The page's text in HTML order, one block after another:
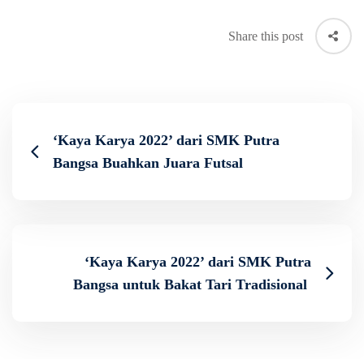
Share this post
‘Kaya Karya 2022’ dari SMK Putra
Bangsa Buahkan Juara Futsal
‘Kaya Karya 2022’ dari SMK Putra
Bangsa untuk Bakat Tari Tradisional